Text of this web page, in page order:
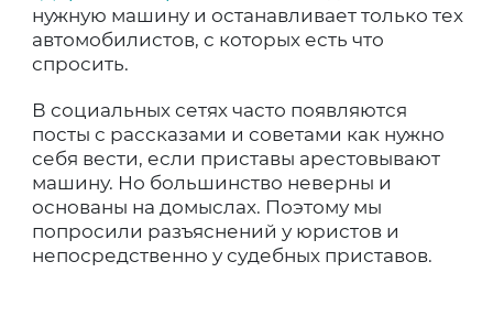
нужную машину и останавливает только тех
автомобилистов, с которых есть что
спросить.
В социальных сетях часто появляются
посты с рассказами и советами как нужно
себя вести, если приставы арестовывают
машину. Но большинство неверны и
основаны на домыслах. Поэтому мы
попросили разъяснений у юристов и
непосредственно у судебных приставов.